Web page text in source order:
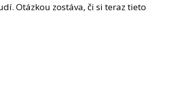
Otázkou zostáva, či si teraz tieto